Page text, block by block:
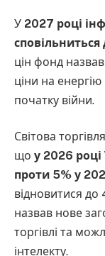
У 2027 році
цін фонд
ціни на
початку війни.
Світова
що у 2026 році
проти 5% у
відновитися до
назвав нове
торгівлі та
інтелекту.